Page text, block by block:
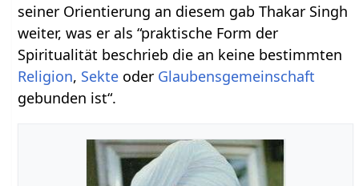
seiner Orientierung an diesem gab Thakar Singh
weiter, was er als “praktische Form der
Spiritualität beschrieb die an keine bestimmten
Religion, Sekte oder Glaubensgemeinschaft
gebunden ist“.